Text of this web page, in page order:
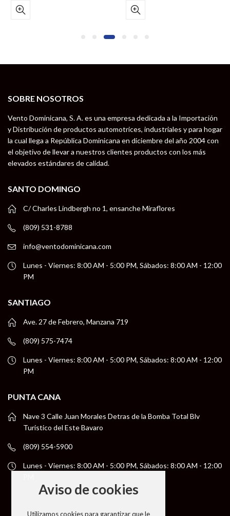
SOBRE NOSOTROS
Vento Dominicana, S. A. es una empresa dedicada a la Importación
y Distribución de productos automotrices, industriales y para hogar
la cual llega a República Dominicana en diciembre del año 2004 con
el objetivo de llevar a nuestros clientes productos con los más
elevados estándares de calidad.
SANTO DOMINGO
C/ Charles Lindbergh no 1, ensanche Miraflores
(809) 531-8788
info@ventodominicana.com
Lunes - Viernes: 8:00 AM - 5:00 PM, Sábados: 8:00 AM - 12:00
PM
SANTIAGO
Ave. 27 de Febrero, Manzana 719
(809) 575-7474
Lunes - Viernes: 8:00 AM - 5:00 PM, Sábados: 8:00 AM - 12:00
PM
PUNTA CANA
Nave 3 Calle Juan Morales Detras de la Bomba Total Blv
Turistico del Este Bavaro
(809) 554-5900
Lunes - Viernes: 8:00 AM - 5:00 PM, Sábados: 8:00 AM - 12:00
Aviso de cookies
Utilizamos cookies para garantizar que le